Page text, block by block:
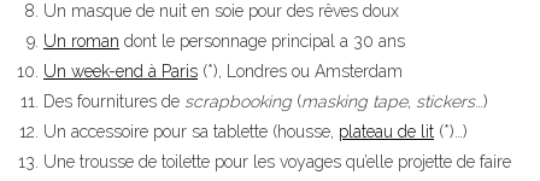
Un masque de nuit en soie pour des rêves doux
Un roman dont le personnage principal a 30 ans
Un week-end à Paris (*), Londres ou Amsterdam
Des fournitures de scrapbooking (masking tape, stickers…)
Un accessoire pour sa tablette (housse, plateau de lit (*)…)
Une trousse de toilette pour les voyages qu’elle projette de faire